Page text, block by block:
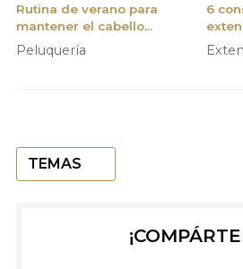
TEMAS
Rutina de verano para
mantener el cabello
hidratado y sin frizz
Peluquería
6